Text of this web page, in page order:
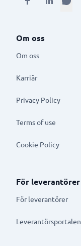
Om oss
Om oss
Karriär
Privacy Policy
Terms of use
Cookie Policy
För leverantörer
För leverantörer
Leverantörsportalen